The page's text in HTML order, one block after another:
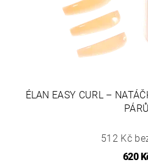
ÉLAN EASY CURL –
PÁRŮ
512 Kč
620